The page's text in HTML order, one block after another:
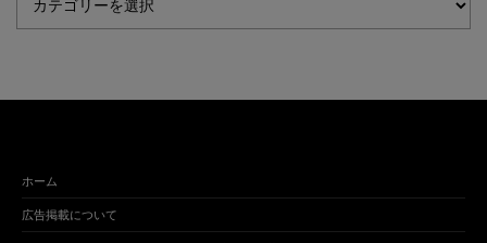
ホーム
広告掲載について